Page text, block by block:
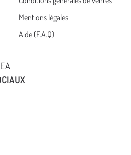
Mentions légales
Aide (F.A.Q)